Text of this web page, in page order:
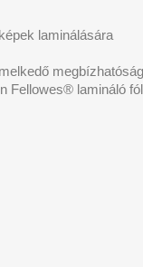
laminálására
Fellowes® lamináló